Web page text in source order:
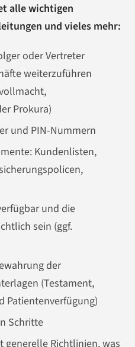
alle wichtigen
und vieles mehr:
oder Vertreter
weiterzuführen
Prokura)
und PIN-Nummern
Kundenlisten,
und die
sein (ggf.
der
(Testament,
Patientenverfügung)
Schritte
generelle Richtlinien, was